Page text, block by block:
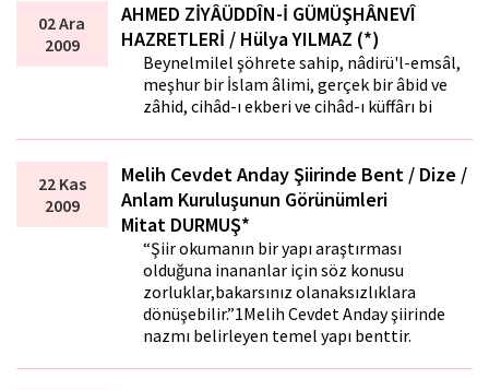
02 Ara
2009
AHMED ZİYÂÜDDÎN-İ GÜMÜŞHÂNEVÎ
HAZRETLERİ / Hülya YILMAZ (*)
Beynelmilel şöhrete sahip, nâdirü'l-emsâl,
meşhur bir İslam âlimi, gerçek bir âbid ve
zâhid, cihâd-ı ekberi ve cihâd-ı küffârı bi
22 Kas
2009
Melih Cevdet Anday Şiirinde Bent / Dize /
Anlam Kuruluşunun Görünümleri
Mitat DURMUŞ*
“Şiir okumanın bir yapı araştırması
olduğuna inananlar için söz konusu
zorluklar,bakarsınız olanaksızlıklara
dönüşebilir.”1Melih Cevdet Anday şiirinde
nazmı belirleyen temel yapı benttir.